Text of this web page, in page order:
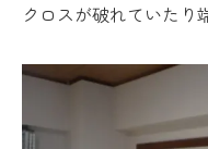
クロスが破れていたり